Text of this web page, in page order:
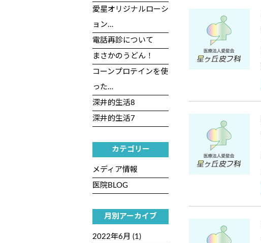
愛星オリジナルローシ
ョン…
電話再診について
まさかのうどん！
コーンプロテインを使
った…
深井的生活8
深井的生活7
カテゴリー
メディア情報
医院BLOG
月別アーカイブ
2022年6月 (1)